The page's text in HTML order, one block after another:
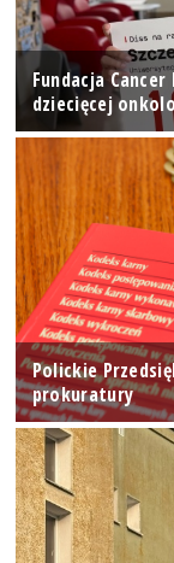
Fundacja
dziecięcej
Polickie
prokuratury